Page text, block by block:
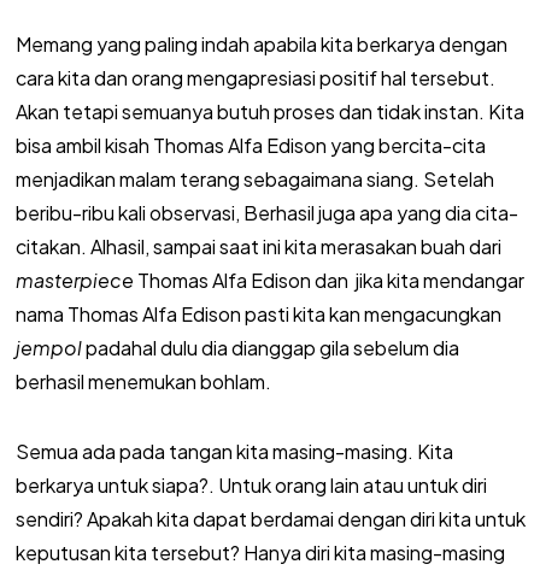
Memang yang paling indah apabila kita berkarya dengan
cara kita dan orang mengapresiasi positif hal tersebut.
Akan tetapi semuanya butuh proses dan tidak instan. Kita
bisa ambil kisah Thomas Alfa Edison yang bercita-cita
menjadikan malam terang sebagaimana siang. Setelah
beribu-ribu kali observasi, Berhasil juga apa yang dia cita-
citakan. Alhasil, sampai saat ini kita merasakan buah dari
masterpiece Thomas Alfa Edison dan jika kita mendangar
nama Thomas Alfa Edison pasti kita kan mengacungkan
jempolpadahal dulu dia dianggap gila sebelum dia
berhasil menemukan bohlam.
Semua ada pada tangan kita masing-masing. Kita
berkarya untuk siapa?. Untuk orang lain atau untuk diri
sendiri? Apakah kita dapat berdamai dengan diri kita untuk
keputusan kita tersebut? Hanya diri kita masing-masing